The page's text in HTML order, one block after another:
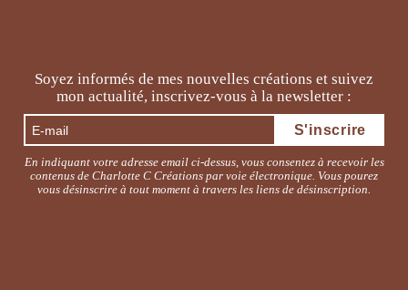
Soyez informés de mes nouvelles créations et suivez
mon actualité, inscrivez-vous à la newsletter :
En indiquant votre adresse email ci-dessus, vous consentez à recevoir les
contenus de Charlotte C Créations par voie électronique. Vous pourez
vous désinscrire à tout moment à travers les liens de désinscription.